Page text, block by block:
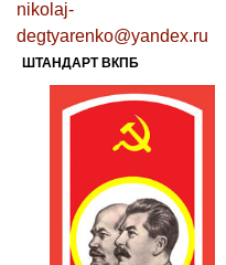
nikolaj-
degtyarenko@yandex.ru
ШТАНДАРТ ВКПБ